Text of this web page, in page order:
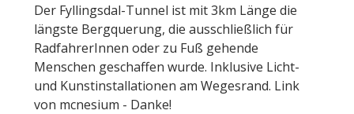
Der Fyllingsdal-Tunnel ist mit 3km Länge die
längste Bergquerung, die ausschließlich für
RadfahrerInnen oder zu Fuß gehende
Menschen geschaffen wurde. Inklusive Licht-
und Kunstinstallationen am Wegesrand. Link
von mcnesium - Danke!